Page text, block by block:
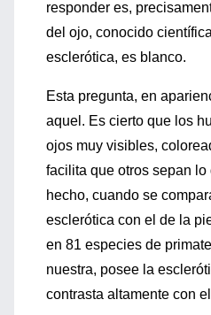
responder es,
del ojo, conocido
esclerótica, es blanco.
Esta pregunta, en
aquel. Es cierto que los
ojos muy visibles,
facilita que otros sepan lo
hecho, cuando se
esclerótica con el de la
en 81 especies de
nuestra, posee la
contrasta altamente con